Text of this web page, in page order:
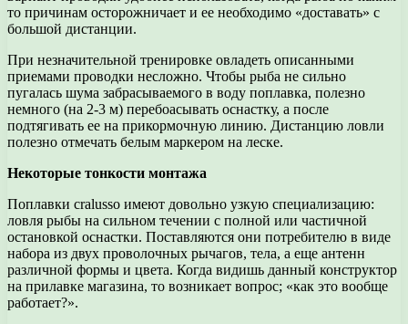
то причинам осторожничает и ее необходимо «доставать» с
большой дистанции.
При незначительной тренировке овладеть описанными
приемами проводки несложно. Чтобы рыба не сильно
пугалась шума забрасываемого в воду поплавка, полезно
немного (на 2-3 м) перебоасывать оснастку, а после
подтягивать ее на прикормочную линию. Дистанцию ловли
полезно отмечать белым маркером на леске.
Некоторые тонкости монтажа
Поплавки cralusso имеют довольно узкую специализацию:
ловля рыбы на сильном течении с полной или частичной
остановкой оснастки. Поставляются они потребителю в виде
набора из двух проволочных рычагов, тела, а еще антенн
различной формы и цвета. Когда видишь данный конструктор
на прилавке магазина, то возникает вопрос; «как это вообще
работает?».